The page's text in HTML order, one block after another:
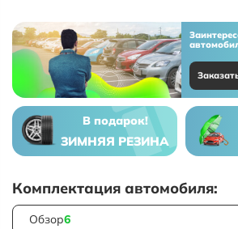
В подарок!
ЗИМНЯЯ РЕЗИНА
Комплектация автомобиля:
Обзор6